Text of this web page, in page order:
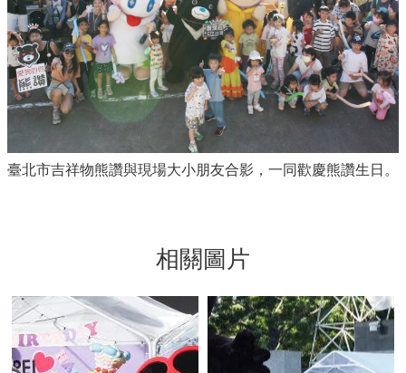
臺北市吉祥物熊讚與現場大小朋友合影，一同歡慶熊讚生日。
相關圖片